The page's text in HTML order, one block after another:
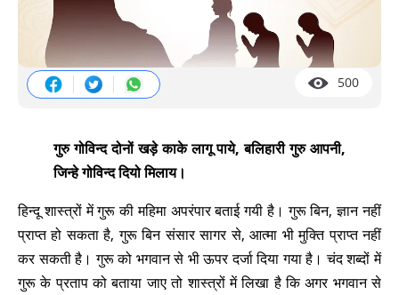
500
गुरु गोविन्द दोनों खड़े काके लागू पाये, बलिहारी गुरु आपनी,
जिन्हे गोविन्द दियो मिलाय।
हिन्दू शास्त्रों में गुरू की महिमा अपरंपार बताई गयी है। गुरू बिन, ज्ञान नहीं
प्राप्त हो सकता है, गुरू बिन संसार सागर से, आत्मा भी मुक्ति प्राप्त नहीं
कर सकती है। गुरू को भगवान से भी ऊपर दर्जा दिया गया है। चंद शब्दों में
गुरू के प्रताप को बताया जाए तो शास्त्रों में लिखा है कि अगर भगवान से